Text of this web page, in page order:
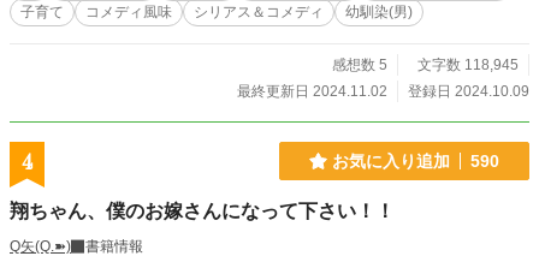
子育て
コメディ風味 シリアス＆コメディ 幼馴染(男)
感想数 5
文字数 118,945
最終更新日 2024.11.02
登録日 2024.10.09
4 お気に入り追加 590
翔ちゃん、僕のお嫁さんになって下さい！！
Q矢(Q.➽)
書籍情報